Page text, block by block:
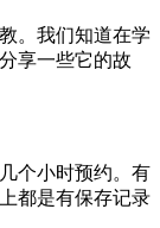
。我们知道在学
享一些它的故
个小时预约。有
都是有保存记录